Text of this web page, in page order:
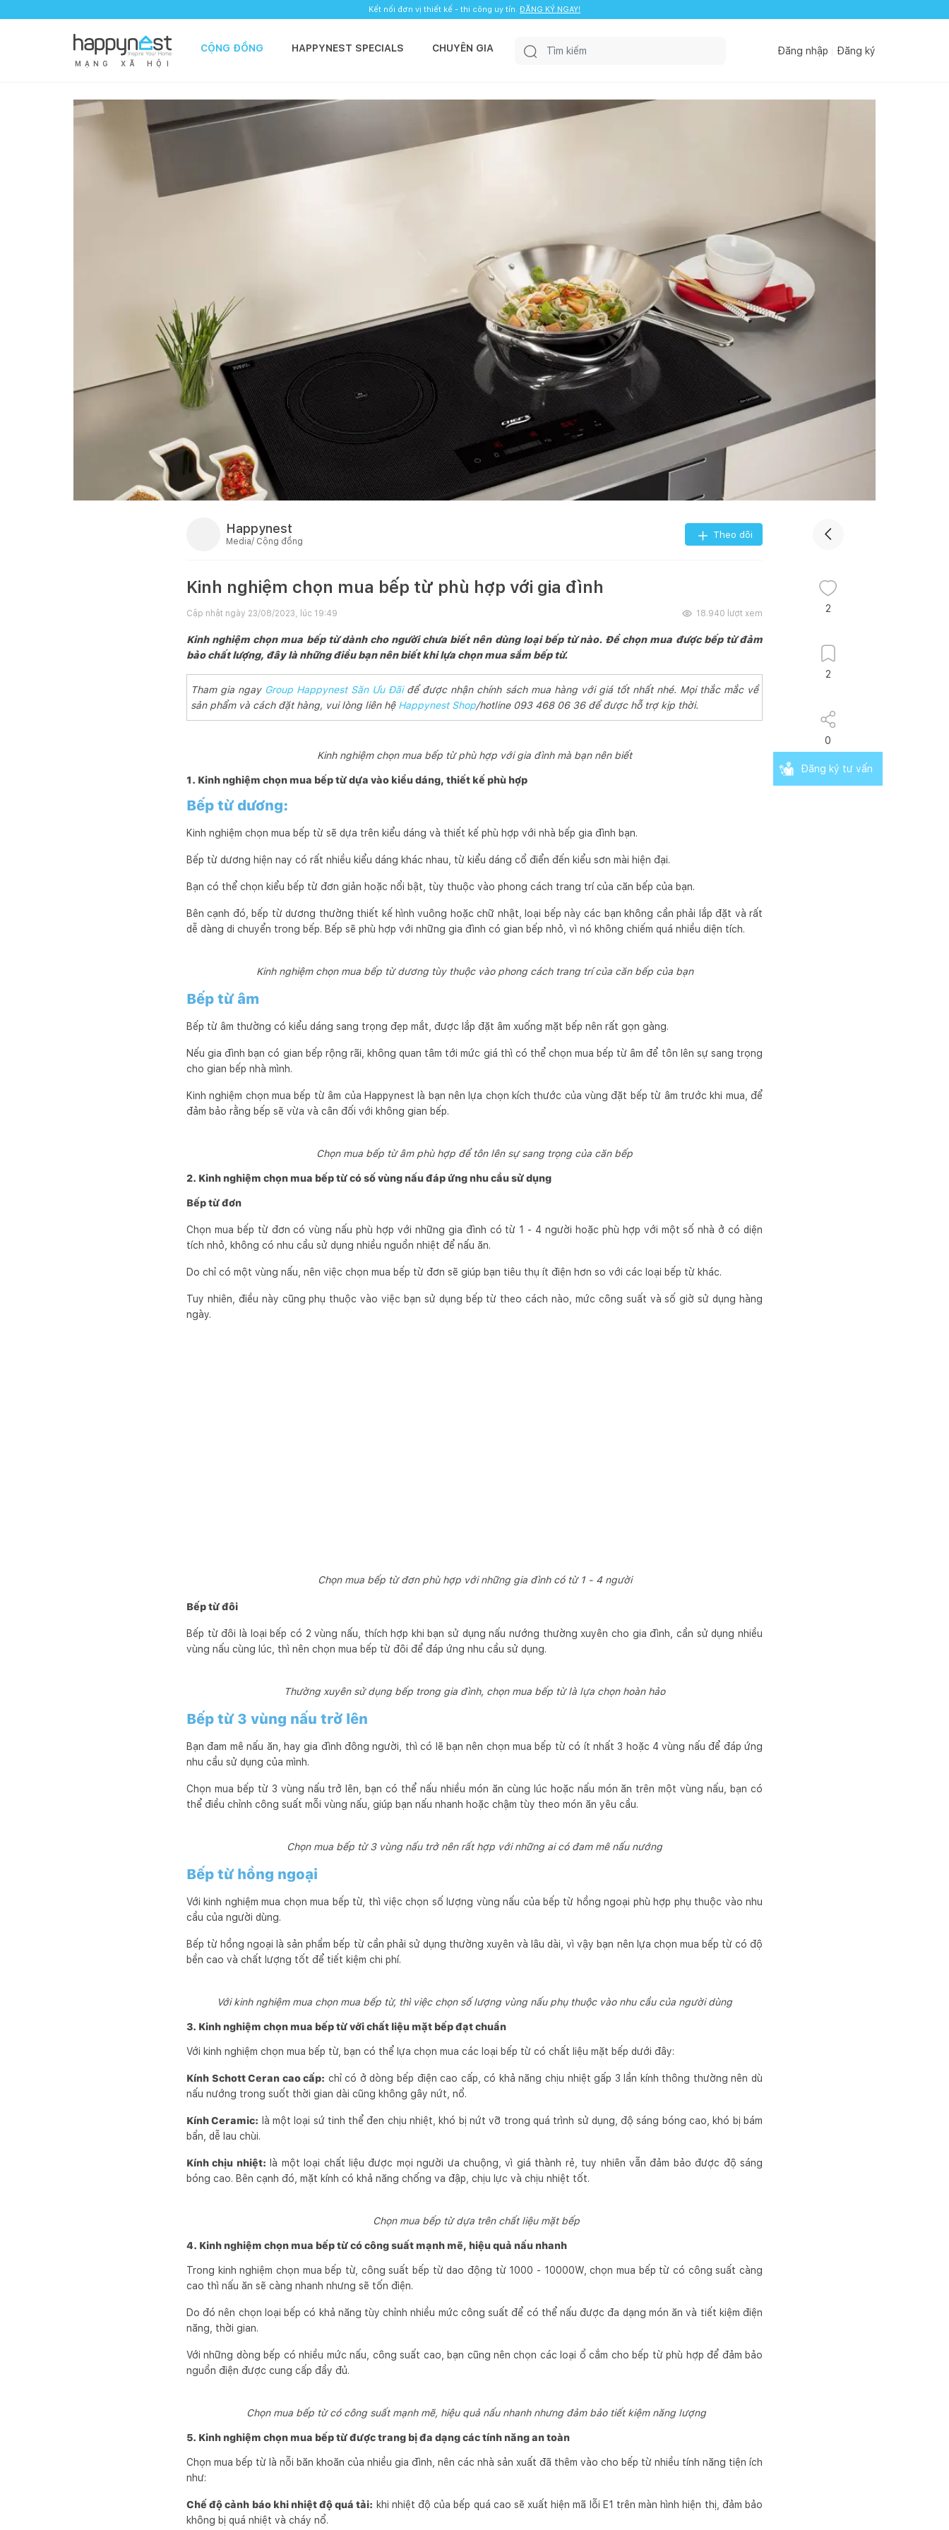
Kết nối đơn vị thiết kế - thi công uy tín. ĐĂNG KÝ NGAY!
M Ạ N G X Ã H Ộ I
CỘNG ĐỒNG HAPPYNEST SPECIALS CHUYÊN GIA Đăng nhập Đăng ký
Happynest
Media/ Cộng đồng
Theo dõi
Kinh nghiệm chọn mua bếp từ phù hợp với gia đình
Cập nhật ngày 23/08/2023, lúc 19:49 18.940 lượt xem
Kinh nghiệm chọn mua bếp từ dành cho người chưa biết nên dùng loại bếp từ nào. Để chọn mua được bếp từ đảm
bảo chất lượng, đây là những điều bạn nên biết khi lựa chọn mua sắm bếp từ.
Tham gia ngay Group Happynest Săn Ưu Đãi để được nhận chính sách mua hàng với giá tốt nhất nhé. Mọi thắc mắc về
sản phẩm và cách đặt hàng, vui lòng liên hệ Happynest Shop/hotline 093 468 06 36 để được hỗ trợ kịp thời.
Kinh nghiệm chọn mua bếp từ phù hợp với gia đình mà bạn nên biết
1. Kinh nghiệm chọn mua bếp từ dựa vào kiểu dáng, thiết kế phù hợp
Bếp từ dương:
Kinh nghiệm chọn mua bếp từ sẽ dựa trên kiểu dáng và thiết kế phù hợp với nhà bếp gia đình bạn.
Bếp từ dương hiện nay có rất nhiều kiểu dáng khác nhau, từ kiểu dáng cổ điển đến kiểu sơn mài hiện đại.
Bạn có thể chọn kiểu bếp từ đơn giản hoặc nổi bật, tùy thuộc vào phong cách trang trí của căn bếp của bạn.
Bên cạnh đó, bếp từ dương thường thiết kế hình vuông hoặc chữ nhật, loại bếp này các bạn không cần phải lắp đặt và rất
dễ dàng di chuyển trong bếp. Bếp sẽ phù hợp với những gia đình có gian bếp nhỏ, vì nó không chiếm quá nhiều diện tích.
Kinh nghiệm chọn mua bếp từ dương tùy thuộc vào phong cách trang trí của căn bếp của bạn
Bếp từ âm
Bếp từ âm thường có kiểu dáng sang trọng đẹp mắt, được lắp đặt âm xuống mặt bếp nên rất gọn gàng.
Nếu gia đình bạn có gian bếp rộng rãi, không quan tâm tới mức giá thì có thể chọn mua bếp từ âm để tôn lên sự sang trọng
cho gian bếp nhà mình.
Kinh nghiệm chọn mua bếp từ âm của Happynest là bạn nên lựa chọn kích thước của vùng đặt bếp từ âm trước khi mua, để
đảm bảo rằng bếp sẽ vừa và cân đối với không gian bếp.
Chọn mua bếp từ âm phù hợp để tôn lên sự sang trọng của căn bếp
2. Kinh nghiệm chọn mua bếp từ có số vùng nấu đáp ứng nhu cầu sử dụng
Bếp từ đơn
Chọn mua bếp từ đơn có vùng nấu phù hợp với những gia đình có từ 1 - 4 người hoặc phù hợp với một số nhà ở có diện
tích nhỏ, không có nhu cầu sử dụng nhiều nguồn nhiệt để nấu ăn.
Do chỉ có một vùng nấu, nên việc chọn mua bếp từ đơn sẽ giúp bạn tiêu thụ ít điện hơn so với các loại bếp từ khác.
Tuy nhiên, điều này cũng phụ thuộc vào việc bạn sử dụng bếp từ theo cách nào, mức công suất và số giờ sử dụng hàng
ngày.
Chọn mua bếp từ đơn phù hợp với những gia đình có từ 1 - 4 người
Bếp từ đôi
Bếp từ đôi là loại bếp có 2 vùng nấu, thích hợp khi bạn sử dụng nấu nướng thường xuyên cho gia đình, cần sử dụng nhiều
vùng nấu cùng lúc, thì nên chọn mua bếp từ đôi để đáp ứng nhu cầu sử dụng.
Thường xuyên sử dụng bếp trong gia đình, chọn mua bếp từ là lựa chọn hoàn hảo
Bếp từ 3 vùng nấu trở lên
Bạn đam mê nấu ăn, hay gia đình đông người, thì có lẽ bạn nên chọn mua bếp từ có ít nhất 3 hoặc 4 vùng nấu để đáp ứng
nhu cầu sử dụng của mình.
Chọn mua bếp từ 3 vùng nấu trở lên, bạn có thể nấu nhiều món ăn cùng lúc hoặc nấu món ăn trên một vùng nấu, bạn có
thể điều chỉnh công suất mỗi vùng nấu, giúp bạn nấu nhanh hoặc chậm tùy theo món ăn yêu cầu.
Chọn mua bếp từ 3 vùng nấu trở nên rất hợp với những ai có đam mê nấu nướng
Bếp từ hồng ngoại
Với kinh nghiệm mua chọn mua bếp từ, thì việc chọn số lượng vùng nấu của bếp từ hồng ngoại phù hợp phụ thuộc vào nhu
cầu của người dùng.
Bếp từ hồng ngoại là sản phẩm bếp từ cần phải sử dụng thường xuyên và lâu dài, vì vậy bạn nên lựa chọn mua bếp từ có độ
bền cao và chất lượng tốt để tiết kiệm chi phí.
Với kinh nghiệm mua chọn mua bếp từ, thì việc chọn số lượng vùng nấu phụ thuộc vào nhu cầu của người dùng
3. Kinh nghiệm chọn mua bếp từ với chất liệu mặt bếp đạt chuẩn
Với kinh nghiệm chọn mua bếp từ, bạn có thể lựa chọn mua các loại bếp từ có chất liệu mặt bếp dưới đây:
Kính Schott Ceran cao cấp: chỉ có ở dòng bếp điện cao cấp, có khả năng chịu nhiệt gấp 3 lần kính thông thường nên dù
nấu nướng trong suốt thời gian dài cũng không gây nứt, nổ.
Kính Ceramic: là một loại sứ tinh thể đen chịu nhiệt, khó bị nứt vỡ trong quá trình sử dụng, độ sáng bóng cao, khó bị bám
bẩn, dễ lau chùi.
Kính chịu nhiệt: là một loại chất liệu được mọi người ưa chuộng, vì giá thành rẻ, tuy nhiên vẫn đảm bảo được độ sáng
bóng cao. Bên cạnh đó, mặt kính có khả năng chống va đập, chịu lực và chịu nhiệt tốt.
Chọn mua bếp từ dựa trên chất liệu mặt bếp
4. Kinh nghiệm chọn mua bếp từ có công suất mạnh mẽ, hiệu quả nấu nhanh
Trong kinh nghiệm chọn mua bếp từ, công suất bếp từ dao động từ 1000 - 10000W, chọn mua bếp từ có công suất càng
cao thì nấu ăn sẽ càng nhanh nhưng sẽ tốn điện.
Do đó nên chọn loại bếp có khả năng tùy chỉnh nhiều mức công suất để có thể nấu được đa dạng món ăn và tiết kiệm điện
năng, thời gian.
Với những dòng bếp có nhiều mức nấu, công suất cao, bạn cũng nên chọn các loại ổ cắm cho bếp từ phù hợp để đảm bảo
nguồn điện được cung cấp đầy đủ.
Chọn mua bếp từ có công suất mạnh mẽ, hiệu quả nấu nhanh nhưng đảm bảo tiết kiệm năng lượng
5. Kinh nghiệm chọn mua bếp từ được trang bị đa dạng các tính năng an toàn
Chọn mua bếp từ là nỗi băn khoăn của nhiều gia đình, nên các nhà sản xuất đã thêm vào cho bếp từ nhiều tính năng tiện ích
như:
Chế độ cảnh báo khi nhiệt độ quá tải: khi nhiệt độ của bếp quá cao sẽ xuất hiện mã lỗi E1 trên màn hình hiện thị, đảm bảo
không bị quá nhiệt và cháy nổ.
2
2
0
Đăng ký tư vấn